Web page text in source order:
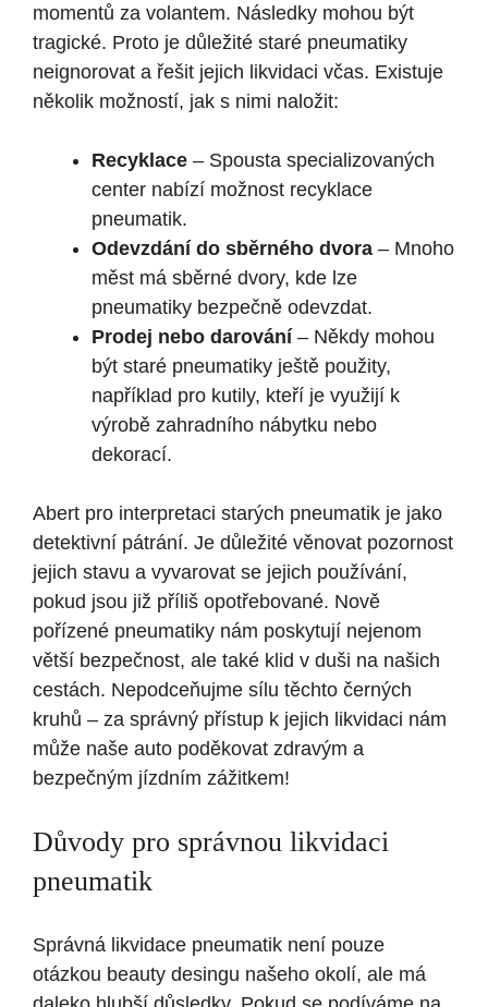
momentů za volantem. Následky mohou být
tragické. Proto je důležité staré pneumatiky
neignorovat a řešit jejich likvidaci včas. Existuje
několik možností, jak s nimi naložit:
Recyklace – Spousta specializovaných
center nabízí možnost recyklace
pneumatik.
Odevzdání do sběrného dvora – Mnoho
měst má sběrné dvory, kde lze
pneumatiky bezpečně odevzdat.
Prodej nebo darování – Někdy mohou
být staré pneumatiky ještě použity,
například pro kutily, kteří je využijí k
výrobě zahradního nábytku nebo
dekorací.
Abert pro interpretaci starých pneumatik je jako
detektivní pátrání. Je důležité věnovat pozornost
jejich stavu a vyvarovat se jejich používání,
pokud jsou již příliš opotřebované. Nově
pořízené pneumatiky nám poskytují nejenom
větší bezpečnost, ale také klid v duši na našich
cestách. Nepodceňujme sílu těchto černých
kruhů – za správný přístup k jejich likvidaci nám
může naše auto poděkovat zdravým a
bezpečným jízdním zážitkem!
Důvody pro správnou likvidaci
pneumatik
Správná likvidace pneumatik není pouze
otázkou beauty desingu našeho okolí, ale má